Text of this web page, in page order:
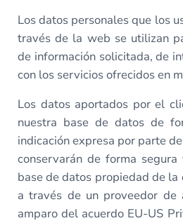
Los datos personales que los
través de la web se utilizan
de información solicitada, de
con los servicios ofrecidos en
Los datos aportados por el
nuestra base de datos de
indicación expresa por parte
conservarán de forma
base de datos propiedad de la
a través de un proveedor
amparo del acuerdo EU-US